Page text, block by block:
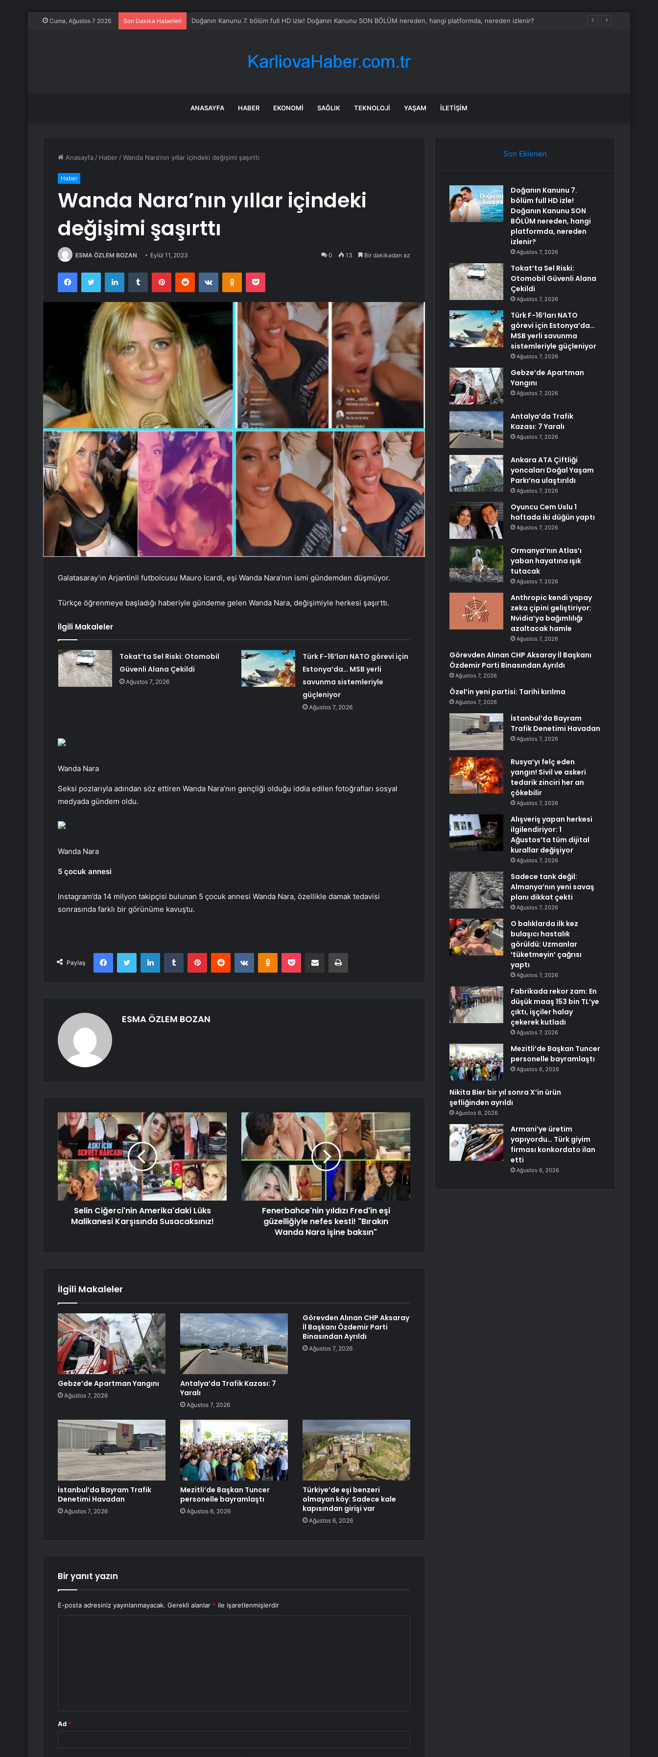
Cuma, Ağustos 7 2026 Son Dakika Haberleri Tokat’ta Sel Riski: Otomobil Güvenli Alana Çekildi
ANASAYFA HABER EKONOMI SAĞLIK TEKNOLOJI YAŞAM İLETIŞIM
Anasayfa / Haber /Wanda Nara’nın yıllar içindeki değişimi şaşırttı
Haber
Wanda Nara’nın yıllar içindeki
değişimi şaşırttı
ESMA ÖZLEM BOZAN Eylül 11, 2023 0 13 Bir dakikadan az
FacebookTwitter LinkedInTumblr PinterestReddit VKontakteOdnoklassniki
Pocket
Galatasaray’ın Arjantinli futbolcusu Mauro Icardi, eşi Wanda Nara’nın ismi gündemden düşmüyor.
Türkçe öğrenmeye başladığı haberiyle gündeme gelen Wanda Nara, değişimiyle herkesi şaşırttı.
İlgili Makaleler
Tokat’ta Sel Riski: Otomobil
Güvenli Alana Çekildi
Ağustos 7, 2026
Türk F-16’ları NATO görevi için
Estonya’da… MSB yerli
savunma sistemleriyle
güçleniyor
Ağustos 7, 2026
Wanda Nara
Seksi pozlarıyla adından söz ettiren Wanda Nara’nın gençliği olduğu iddia edilen fotoğrafları sosyal
medyada gündem oldu.
Wanda Nara
5 çocuk annesi
Instagram’da 14 milyon takipçisi bulunan 5 çocuk annesi Wanda Nara, özellikle damak tedavisi
sonrasında farklı bir görünüme kavuştu.
Paylaş
FacebookTwitter LinkedInTumblr PinterestReddit VKontakteOdnoklassniki
Pocket E-Posta ile paylaş Yazdır
ESMA ÖZLEM BOZAN
Selin Ciğerci'nin Amerika'daki Lüks
Malikanesi Karşısında Susacaksınız!
Fenerbahce'nin yıldızı Fred'in eşi
güzelliğiyle nefes kesti! "Bırakın
Wanda Nara işine baksın"
İlgili Makaleler
Gebze’de Apartman Yangını
Ağustos 7, 2026
Antalya’da Trafik Kazası: 7
Yaralı
Ağustos 7, 2026
Görevden Alınan CHP Aksaray
İl Başkanı Özdemir Parti
Binasından Ayrıldı
Ağustos 7, 2026
İstanbul’da Bayram Trafik
Denetimi Havadan
Ağustos 7, 2026
Mezitli’de Başkan Tuncer
personelle bayramlaştı
Ağustos 6, 2026
Türkiye’de eşi benzeri
olmayan köy: Sadece kale
kapısından girişi var
Ağustos 6, 2026
Bir yanıt yazın
E-posta adresiniz yayınlanmayacak. Gerekli alanlar * ile işaretlenmişlerdir
Ad *
Son Eklenen
Doğanın Kanunu 7.
bölüm full HD izle!
Doğanın Kanunu SON
BÖLÜM nereden, hangi
platformda, nereden
izlenir?
Ağustos 7, 2026
Tokat’ta Sel Riski:
Otomobil Güvenli Alana
Çekildi
Ağustos 7, 2026
Türk F-16’ları NATO
görevi için Estonya’da…
MSB yerli savunma
sistemleriyle güçleniyor
Ağustos 7, 2026
Gebze’de Apartman
Yangını
Ağustos 7, 2026
Antalya’da Trafik
Kazası: 7 Yaralı
Ağustos 7, 2026
Ankara ATA Çiftliği
yoncaları Doğal Yaşam
Parkı’na ulaştırıldı
Ağustos 7, 2026
Oyuncu Cem Uslu 1
haftada iki düğün yaptı
Ağustos 7, 2026
Ormanya’nın Atlas’ı
yaban hayatına ışık
tutacak
Ağustos 7, 2026
Anthropic kendi yapay
zeka çipini geliştiriyor:
Nvidia’ya bağımlılığı
azaltacak hamle
Ağustos 7, 2026
Görevden Alınan CHP Aksaray İl Başkanı
Özdemir Parti Binasından Ayrıldı
Ağustos 7, 2026
Özel’in yeni partisi: Tarihi kırılma
Ağustos 7, 2026
İstanbul’da Bayram
Trafik Denetimi Havadan
Ağustos 7, 2026
Rusya’yı felç eden
yangın! Sivil ve askeri
tedarik zinciri her an
çökebilir
Ağustos 7, 2026
Alışveriş yapan herkesi
ilgilendiriyor: 1
Ağustos’ta tüm dijital
kurallar değişiyor
Ağustos 7, 2026
Sadece tank değil:
Almanya’nın yeni savaş
planı dikkat çekti
Ağustos 7, 2026
O balıklarda ilk kez
bulaşıcı hastalık
görüldü: Uzmanlar
‘tüketmeyin’ çağrısı
yaptı
Ağustos 7, 2026
Fabrikada rekor zam: En
düşük maaş 153 bin TL’ye
çıktı, işçiler halay
çekerek kutladı
Ağustos 7, 2026
Mezitli’de Başkan Tuncer
personelle bayramlaştı
Ağustos 6, 2026
Nikita Bier bir yıl sonra X’in ürün
şefliğinden ayrıldı
Ağustos 6, 2026
Armani’ye üretim
yapıyordu… Türk giyim
firması konkordato ilan
etti
Ağustos 6, 2026